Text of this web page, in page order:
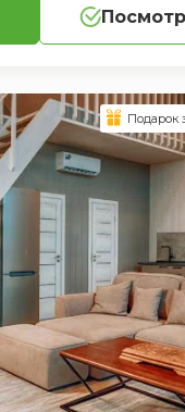
Подарок